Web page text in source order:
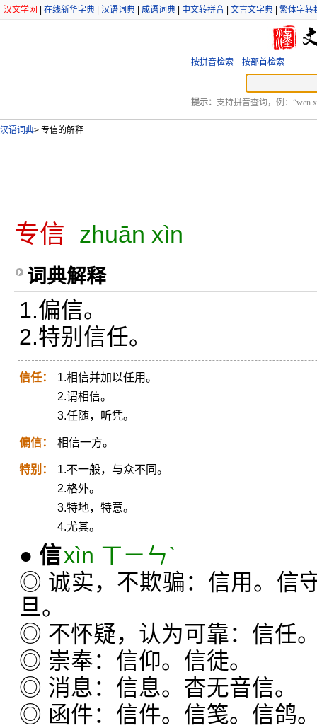
汉文学网 在线新华字典 汉语词典 成语词典 中文转拼音 文言文字典 繁体字转
按拼音检索 按部首检索
提示： 支持拼音查询，例：“wen
汉语词典> 专信的解释
专信 zhuān xìn
词典解释
1.偏信。
2.特别信任。
信任：
1.相信并加以任用。
2.谓相信。
3.任随，听凭。
偏信： 相信一方。
特别：
1.不一般，与众不同。
2.格外。
3.特地，特意。
4.尤其。
● 信xìn ㄒㄧㄣˋ
◎ 诚实，不欺骗：信用。信
旦。
◎ 不怀疑，认为可靠：信任
◎ 崇奉：信仰。信徒。
◎ 消息：信息。杳无音信。
◎ 函件：信件。信笺。信鸽